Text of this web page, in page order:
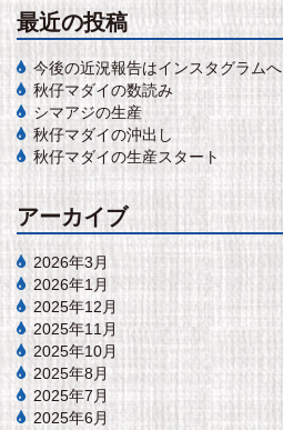
最近の投稿
今後の近況報告はインスタグラムへ
秋仔マダイの数読み
シマアジの生産
秋仔マダイの沖出し
秋仔マダイの生産スタート
アーカイブ
2026年3月
2026年1月
2025年12月
2025年11月
2025年10月
2025年8月
2025年7月
2025年6月